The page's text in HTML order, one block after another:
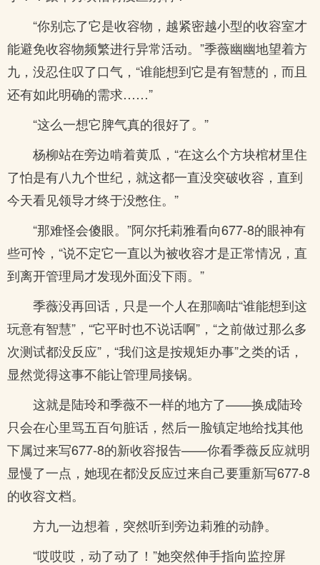
“你别忘了它是收容物，越紧密越小型的收容室才
能避免收容物频繁进行异常活动。”季薇幽幽地望着方
九，没忍住叹了口气，“谁能想到它是有智慧的，而且
还有如此明确的需求……”
“这么一想它脾气真的很好了。”
杨柳站在旁边啃着黄瓜，“在这么个方块棺材里住
了怕是有八九个世纪，就这都一直没突破收容，直到
今天看见领导才终于没憋住。”
“那难怪会傻眼。”阿尔托莉雅看向677-8的眼神有
些可怜，“说不定它一直以为被收容才是正常情况，直
到离开管理局才发现外面没下雨。”
季薇没再回话，只是一个人在那嘀咕“谁能想到这
玩意有智慧”，“它平时也不说话啊”，“之前做过那么多
次测试都没反应”，“我们这是按规矩办事”之类的话，
显然觉得这事不能让管理局接锅。
这就是陆玲和季薇不一样的地方了——换成陆玲
只会在心里骂五百句脏话，然后一脸镇定地给找其他
下属过来写677-8的新收容报告——你看季薇反应就明
显慢了一点，她现在都没反应过来自己要重新写677-8
的收容文档。
方九一边想着，突然听到旁边莉雅的动静。
“哎哎哎，动了动了！”她突然伸手指向监控屏